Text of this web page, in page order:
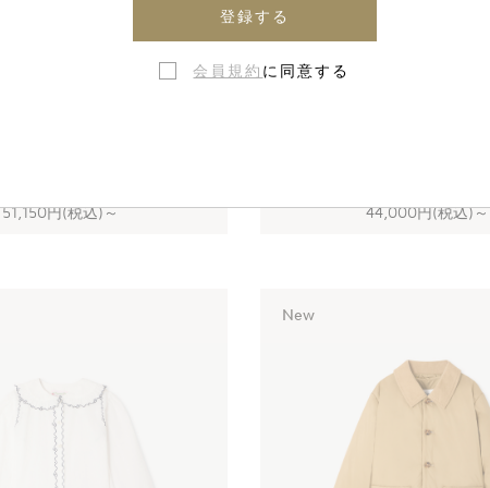
51,150円(税込)～
44,000円(税込)～
New
登録する
会員規約 に同意する